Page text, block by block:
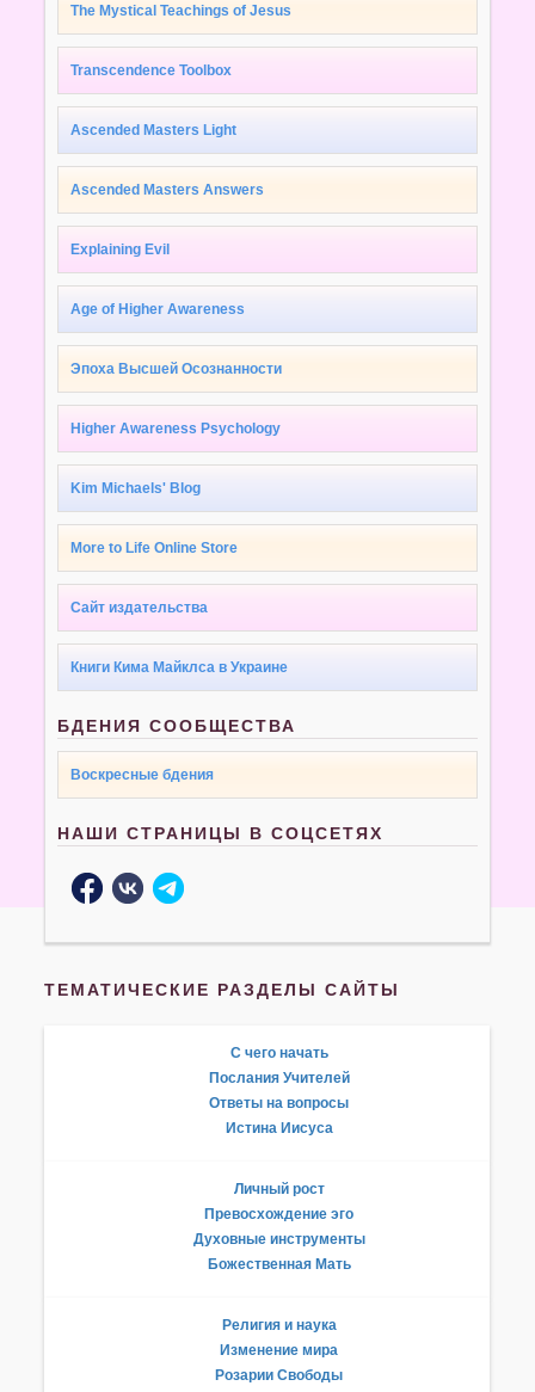
The Mystical Teachings of Jesus
Transcendence Toolbox
Ascended Masters Light
Ascended Masters Answers
Explaining Evil
Age of Higher Awareness
Эпоха Высшей Осознанности
Higher Awareness Psychology
Kim Michaels' Blog
More to Life Online Store
Сайт издательства
Книги Кима Майклса в Украине
БДЕНИЯ СООБЩЕСТВА
Воскресные бдения
НАШИ СТРАНИЦЫ В СОЦСЕТЯХ
ТЕМАТИЧЕСКИЕ РАЗДЕЛЫ САЙТЫ
С чего начать
Послания Учителей
Ответы на вопросы
Истина Иисуса
Личный рост
Превосхождение эго
Духовные инструменты
Божественная Мать
Религия и наука
Изменение мира
Розарии Свободы